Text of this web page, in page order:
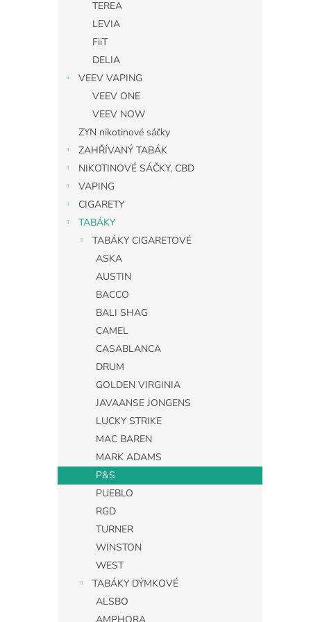
TEREA
LEVIA
FiiT
DELIA
VEEV VAPING
VEEV ONE
VEEV NOW
ZYN nikotinové sáčky
ZAHŘÍVANÝ TABÁK
NIKOTINOVÉ SÁČKY, CBD
VAPING
CIGARETY
TABÁKY
TABÁKY CIGARETOVÉ
ASKA
AUSTIN
BACCO
BALI SHAG
CAMEL
CASABLANCA
DRUM
GOLDEN VIRGINIA
JAVAANSE JONGENS
LUCKY STRIKE
MAC BAREN
MARK ADAMS
P&S
PUEBLO
RGD
TURNER
WINSTON
WEST
TABÁKY DÝMKOVÉ
ALSBO
AMPHORA